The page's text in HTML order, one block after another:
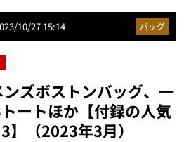
10/27 15:14 バッグ
ズボストンバッグ、一
ートほか【付録の人気
（2023年3月）